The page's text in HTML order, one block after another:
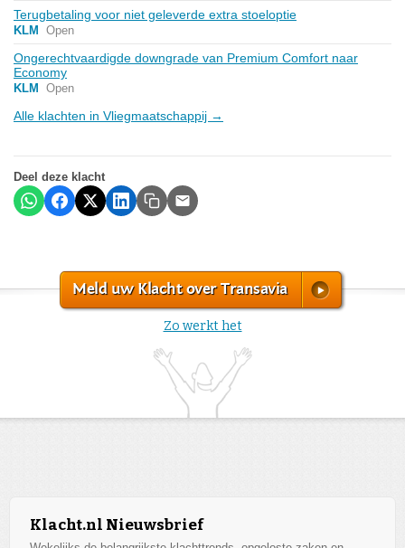
Terugbetaling voor niet geleverde extra stoeloptie
KLM Open
Ongerechtvaardigde downgrade van Premium Comfort naar
Economy
KLM Open
Alle klachten in Vliegmaatschappij →
Deel deze klacht
Meld uw Klacht over Transavia
Zo werkt het
Klacht.nl Nieuwsbrief